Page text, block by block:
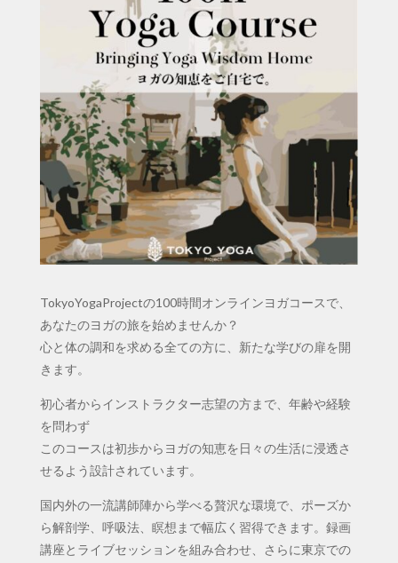
TokyoYogaProjectの100時間オンラインヨガコースで、
あなたのヨガの旅を始めませんか？
心と体の調和を求める全ての方に、新たな学びの扉を開
きます。
初心者からインストラクター志望の方まで、年齢や経験
を問わず
このコースは初歩からヨガの知恵を日々の生活に浸透さ
せるよう設計されています。
国内外の一流講師陣から学べる贅沢な環境で、ポーズか
ら解剖学、呼吸法、瞑想まで幅広く習得できます。録画
講座とライブセッションを組み合わせ、さらに東京での